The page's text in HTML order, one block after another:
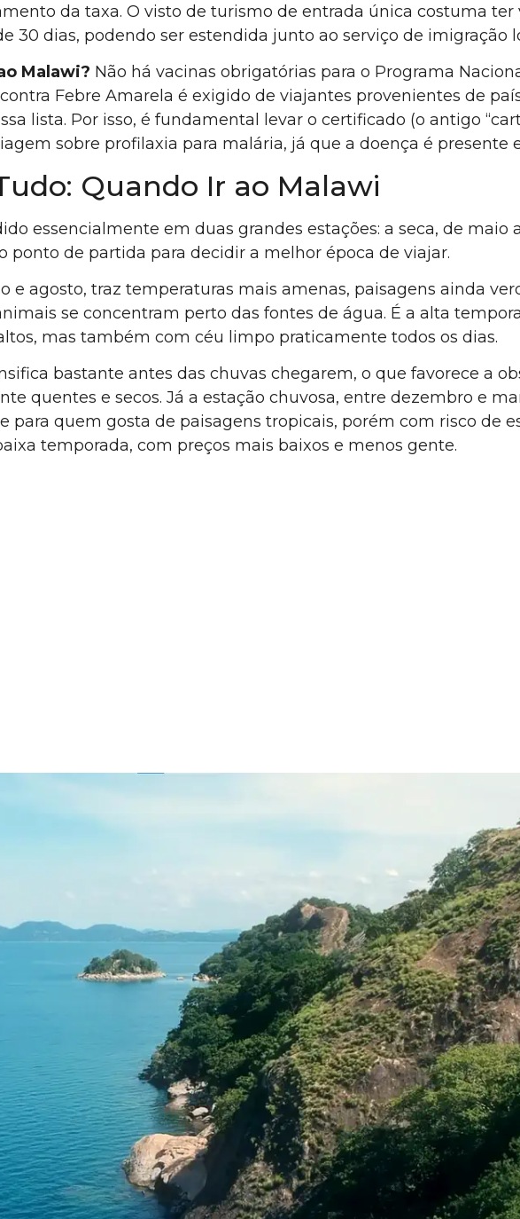
da taxa. O visto de turismo de entrada única costuma ter
30 dias, podendo ser estendida junto ao serviço de imigração
Malawi? Não há vacinas obrigatórias para o Programa
Febre Amarela é exigido de viajantes provenientes de
lista. Por isso, é fundamental levar o certificado (o antigo
sobre profilaxia para malária, já que a doença é presente
Quando Ir ao Malawi
essencialmente em duas grandes estações: a seca, de maio
ponto de partida para decidir a melhor época de viajar.
e agosto, traz temperaturas mais amenas, paisagens ainda
se concentram perto das fontes de água. É a alta
mas também com céu limpo praticamente todos os dias.
bastante antes das chuvas chegarem, o que favorece a
quentes e secos. Já a estação chuvosa, entre dezembro e
para quem gosta de paisagens tropicais, porém com risco de
temporada, com preços mais baixos e menos gente.